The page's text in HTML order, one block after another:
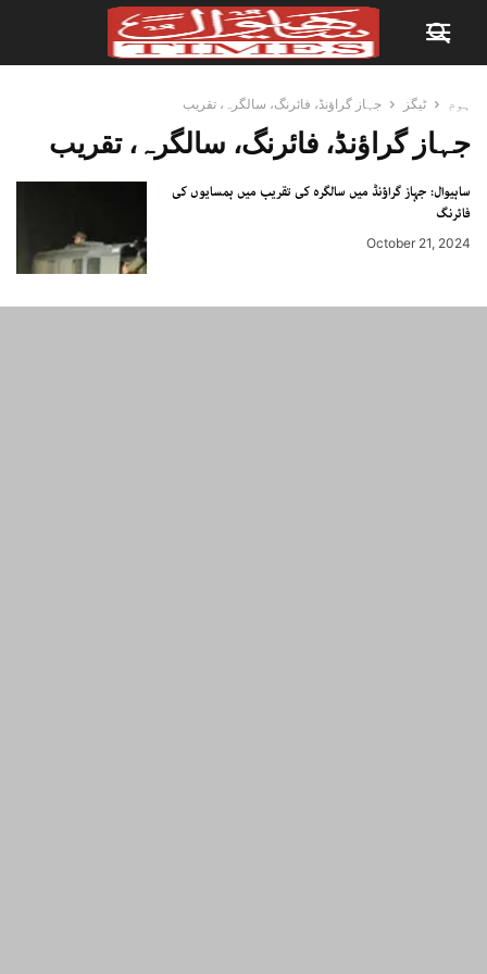
ہوم ٹیگز جہاز گراؤنڈ، فائرنگ، سالگرہ، تقریب
جہاز گراؤنڈ، فائرنگ، سالگرہ، تقریب
ساہیوال: جہاز گراؤنڈ میں سالگرہ کی تقریب میں ہمسایوں کی
فائرنگ
October 21, 2024